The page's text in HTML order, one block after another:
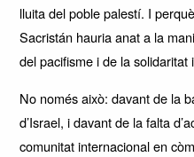
lluita del poble palestí. I
Sacristán hauria anat a la
del pacifisme i de la solidaritat
No només això: davant de la
d’Israel, i davant de la falta
comunitat internacional en